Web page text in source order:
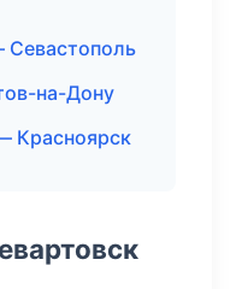
на-Дону
Красноярск